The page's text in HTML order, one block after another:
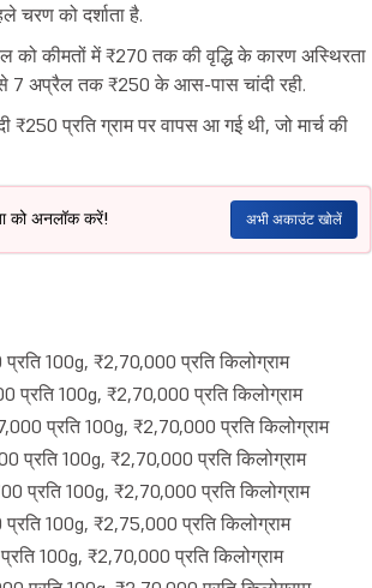
को दर्शाता है.
कीमतों में ₹270 तक की वृद्धि के कारण अस्थिरता
7 अप्रैल तक ₹250 के आस-पास चांदी रही.
प्रति ग्राम पर वापस आ गई थी, जो मार्च की
को अनलॉक करें! अभी अकाउंट खोलें
100g, ₹2,70,000 प्रति किलोग्राम
प्रति 100g, ₹2,70,000 प्रति किलोग्राम
प्रति 100g, ₹2,70,000 प्रति किलोग्राम
प्रति 100g, ₹2,70,000 प्रति किलोग्राम
प्रति 100g, ₹2,70,000 प्रति किलोग्राम
100g, ₹2,75,000 प्रति किलोग्राम
100g, ₹2,70,000 प्रति किलोग्राम